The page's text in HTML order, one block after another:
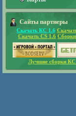
Сайты партнеры
Скачать КС 1.6
Скачать CS 1.6
Лучшие сборки КС